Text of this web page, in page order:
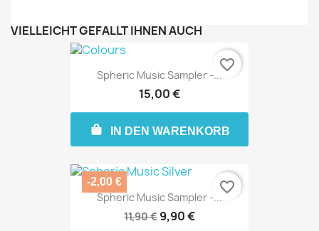
VIELLEICHT GEFÄLLT IHNEN AUCH
Spheric Music Sampler -...
15,00 €
IN DEN WARENKORB
favorite_border
Spheric Music Sampler -...
11,90 € 9,90 €
-2,00 € favorite_border